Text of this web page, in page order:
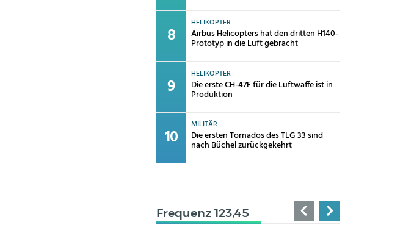
HELIKOPTER
Airbus Helicopters hat den dritten H140-
Prototyp in die Luft gebracht
HELIKOPTER
Die erste CH-47F für die Luftwaffe ist in
Produktion
MILITÄR
Die ersten Tornados des TLG 33 sind
nach Büchel zurückgekehrt
Frequenz 123,45